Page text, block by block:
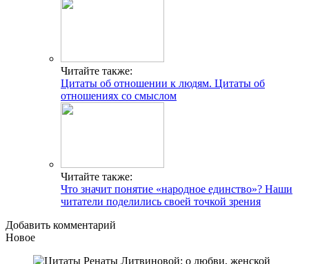
Читайте также:
Цитаты об отношении к людям. Цитаты об
отношениях со смыслом
Читайте также:
Что значит понятие «народное единство»? Наши
читатели поделились своей точкой зрения
Добавить комментарий
Новое